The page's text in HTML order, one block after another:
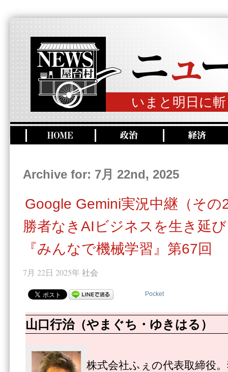
いまと明日に
Archive for: 7月 22nd, 2025
Google Gemini実況中継（その
勝者なきAIビジネスを生き延
『みんなで機械学習』第67回
7月 22日 2025年 社会
Pocket
山口行治（やまぐち・ゆきはる）
株式会社ふぇの代表取締役